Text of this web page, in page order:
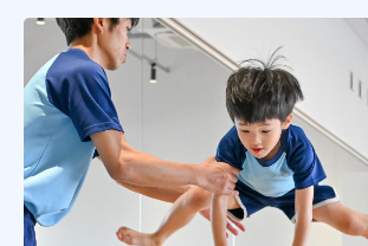
お問い合わせ
資料請求はこちら
教育方針